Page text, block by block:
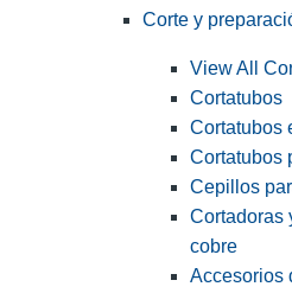
Corte y
View All
Cortatubos
Cortatubos
Cortatubos
Cepillos
Cortadoras
cobre
Accesorios